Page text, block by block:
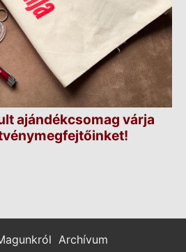
ajándékcsomag várja
Archívum